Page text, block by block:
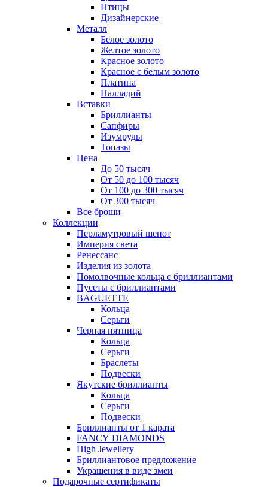
Птицы
Дизайнерские
Металл
Белое золото
Желтое золото
Красное золото
Красное с белым золото
Платина
Палладий
Вставки
Бриллианты
Сапфиры
Изумруды
Топазы
Цена
До 50 тысяч
От 50 до 100 тысяч
От 100 до 300 тысяч
От 300 тысяч
Все броши
Коллекции
Перламутровый шепот
Империя света
Ренессанс
Изделия из золота
Помолвочные кольца с бриллиантами
Пусеты с бриллиантами
BAGUETTE
Кольца
Серьги
Черная пятница
Кольца
Серьги
Браслеты
Подвески
Якутские бриллианты
Кольца
Серьги
Подвески
Бриллианты от 1 карата
FANCY DIAMONDS
High Jewellery
Бриллиантовое предложение
Украшения в виде змеи
Подарочные сертификаты